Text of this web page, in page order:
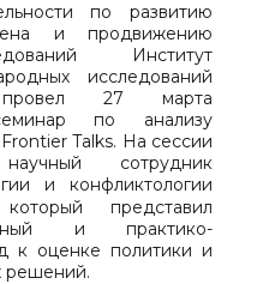
по развитию
и продвижению
Институт
исследований
27 марта
по анализу
Talks. На сессии
сотрудник
и конфликтологии
представил
и практико-
к оценке политики и
решений.